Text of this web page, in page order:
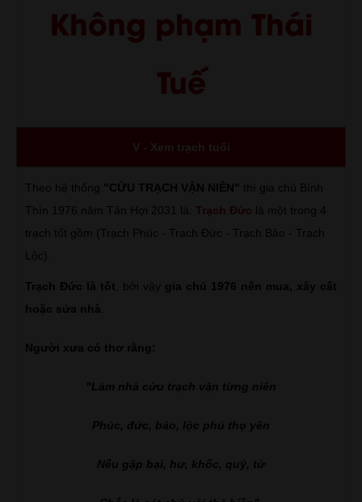
Không phạm Thái
Tuế
V - Xem trạch tuổi
Theo hệ thống "CỬU TRẠCH VẬN NIÊN" thì gia chủ Bính
Thìn 1976 năm Tân Hợi 2031 là: Trạch Đức là một trong 4
trạch tốt gồm (Trạch Phúc - Trạch Đức - Trạch Bảo - Trạch
Lộc).
Trạch Đức là tốt , bởi vậy gia chủ 1976 nên mua, xây cất
hoặc sửa nhà
Người xưa có thơ rằng:
"Làm nhà cửu trạch vận từng niên
Phúc, đức, bảo, lộc phú thọ yên
Nếu gặp bại, hư, khốc, quỷ, tử